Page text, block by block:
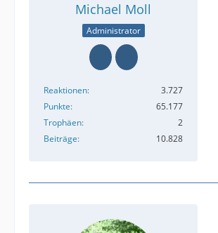
Michael Moll
Administrator
Reaktionen
3.727
Punkte
65.177
Trophäen
2
Beiträge
10.828